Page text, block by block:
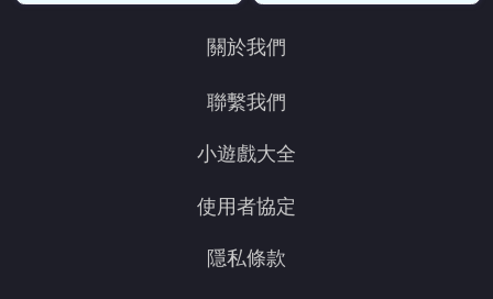
關於我們
聯繫我們
小遊戲大全
使用者協定
隱私條款